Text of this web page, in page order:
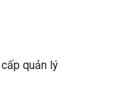
quản lý